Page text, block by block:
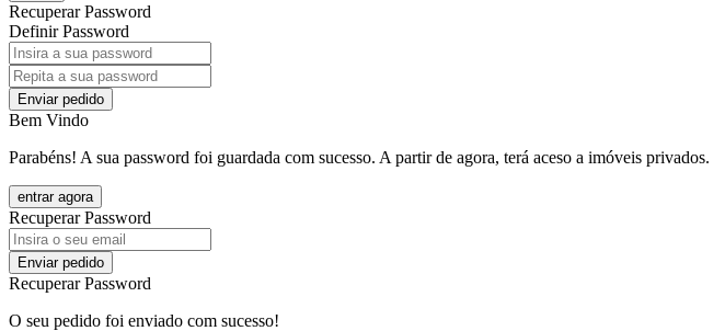
Recuperar Password
Definir Password
Enviar pedido
Bem Vindo
Parabéns! A sua password foi guardada com sucesso. A partir de agora, terá aceso a imóveis privados.
entrar agora
Recuperar Password
Enviar pedido
Recuperar Password
O seu pedido foi enviado com sucesso!